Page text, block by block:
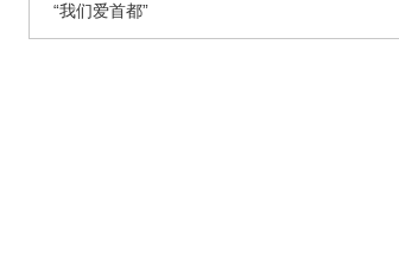
“我们爱首都”